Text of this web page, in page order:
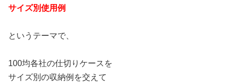
サイズ別使用例
というテーマで、
100均各社の仕切りケースを
サイズ別の収納例を交えて